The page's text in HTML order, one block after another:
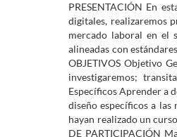
PRESENTACIÓN En
digitales, realizaremos
mercado laboral en el
alineadas con
OBJETIVOS Objetivo
investigaremos;
Específicos Aprender a
diseño específicos a
hayan realizado un
DE PARTICIPACIÓN